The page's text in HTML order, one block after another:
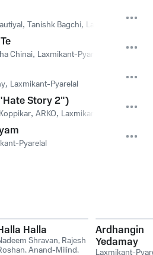
, Tanishk Bagchi, Laxmikant-
Chinai, Laxmikant-Pyarelal
, Laxmikant-Pyarelal
Story 2")
, ARKO, Laxmikant-Pyarelal
Pyarelal
Halla
Shravan, Rajesh
,Anand-Milind,
Ardhangin
Yedamay
Laxmikant-